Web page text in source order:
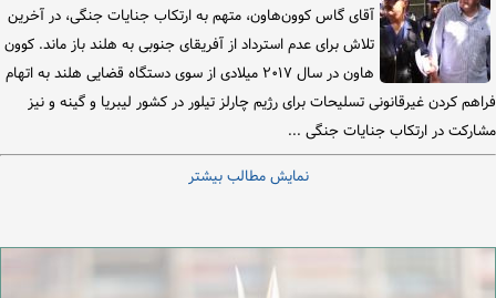
آقای گاس کوون‌هاون، متهم به ارتکاب جنایات جنگی، در آخرین
تلاش برای عدم استرداد از آفریقای جنوبی به هلند باز ماند. کوون
هاون در سال ۲۰۱۷ میلادی از سوی دستگاه قضایی هلند به اتهام
فراهم کردن غیرقانونی تسلیحات برای رژیم چارلز تیلور در کشور لیبریا و گینه و نیز
مشارکت در ارتکاب جنایات جنگی ...
نمایش مطالب بیشتر